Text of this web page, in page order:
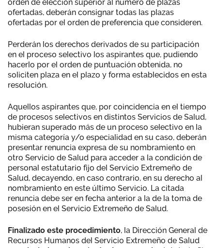
orden de elección superior al número de plazas
ofertadas, deberán consignar todas las plazas
ofertadas por el orden de preferencia que consideren.
Perderán los derechos derivados de su participación
en el proceso selectivo los aspirantes que, pudiendo
hacerlo por el orden de puntuación obtenida, no
soliciten plaza en el plazo y forma establecidos en esta
resolución.
Aquellos aspirantes que, por coincidencia en el tiempo
de procesos selectivos en distintos Servicios de Salud,
hubieran superado más de un proceso selectivo en la
misma categoría y/o especialidad en su caso, deberán
presentar renuncia expresa de su nombramiento en
otro Servicio de Salud para acceder a la condición de
personal estatutario fijo del Servicio Extremeño de
Salud, decayendo, en caso contrario, en su derecho al
nombramiento en este último Servicio. La citada
renuncia debe ser en fecha anterior a la de la toma de
posesión en el Servicio Extremeño de Salud.
Finalizado este procedimiento, la Dirección General de
Recursos Humanos del Servicio Extremeño de Salud